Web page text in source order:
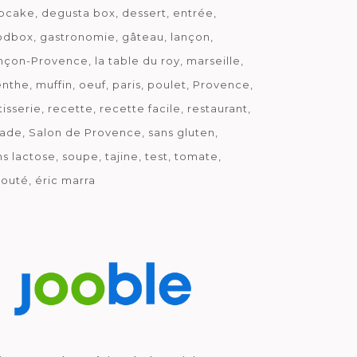
degusta box dessert
entrée
gastronomie gâteau
lançon
Provence
la table du roy
marseille
muffin oeuf paris poulet
Provence
recette recette facile
restaurant
Salon de Provence
sans gluten
lactose
soupe tajine test
tomate
éric marra